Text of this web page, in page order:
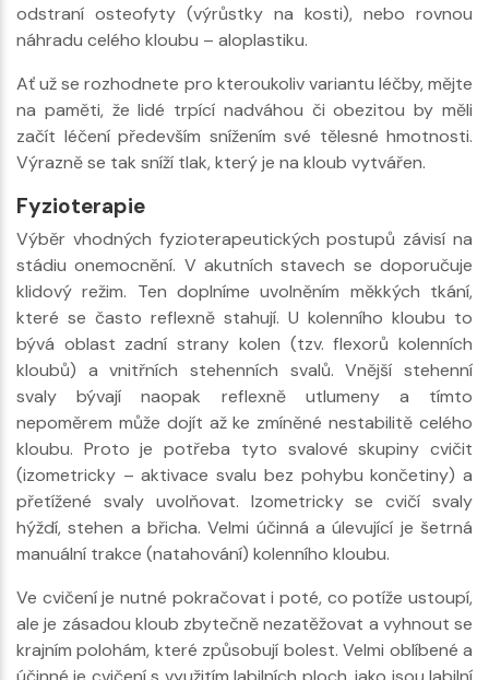
odstraní osteofyty (výrůstky na kosti), nebo rovnou
náhradu celého kloubu – aloplastiku.
Ať už se rozhodnete pro kteroukoliv variantu léčby, mějte
na paměti, že lidé trpící nadváhou či obezitou by měli
začít léčení především snížením své tělesné hmotnosti.
Výrazně se tak sníží tlak, který je na kloub vytvářen.
Fyzioterapie
Výběr vhodných fyzioterapeutických postupů závisí na
stádiu onemocnění. V akutních stavech se doporučuje
klidový režim. Ten doplníme uvolněním měkkých tkání,
které se často reflexně stahují. U kolenního kloubu to
bývá oblast zadní strany kolen (tzv. flexorů kolenních
kloubů) a vnitřních stehenních svalů. Vnější stehenní
svaly bývají naopak reflexně utlumeny a tímto
nepoměrem může dojít až ke zmíněné nestabilitě celého
kloubu. Proto je potřeba tyto svalové skupiny cvičit
(izometricky – aktivace svalu bez pohybu končetiny) a
přetížené svaly uvolňovat. Izometricky se cvičí svaly
hýždí, stehen a břicha. Velmi účinná a úlevující je šetrná
manuální trakce (natahování) kolenního kloubu.
Ve cvičení je nutné pokračovat i poté, co potíže ustoupí,
ale je zásadou kloub zbytečně nezatěžovat a vyhnout se
krajním polohám, které způsobují bolest. Velmi oblíbené a